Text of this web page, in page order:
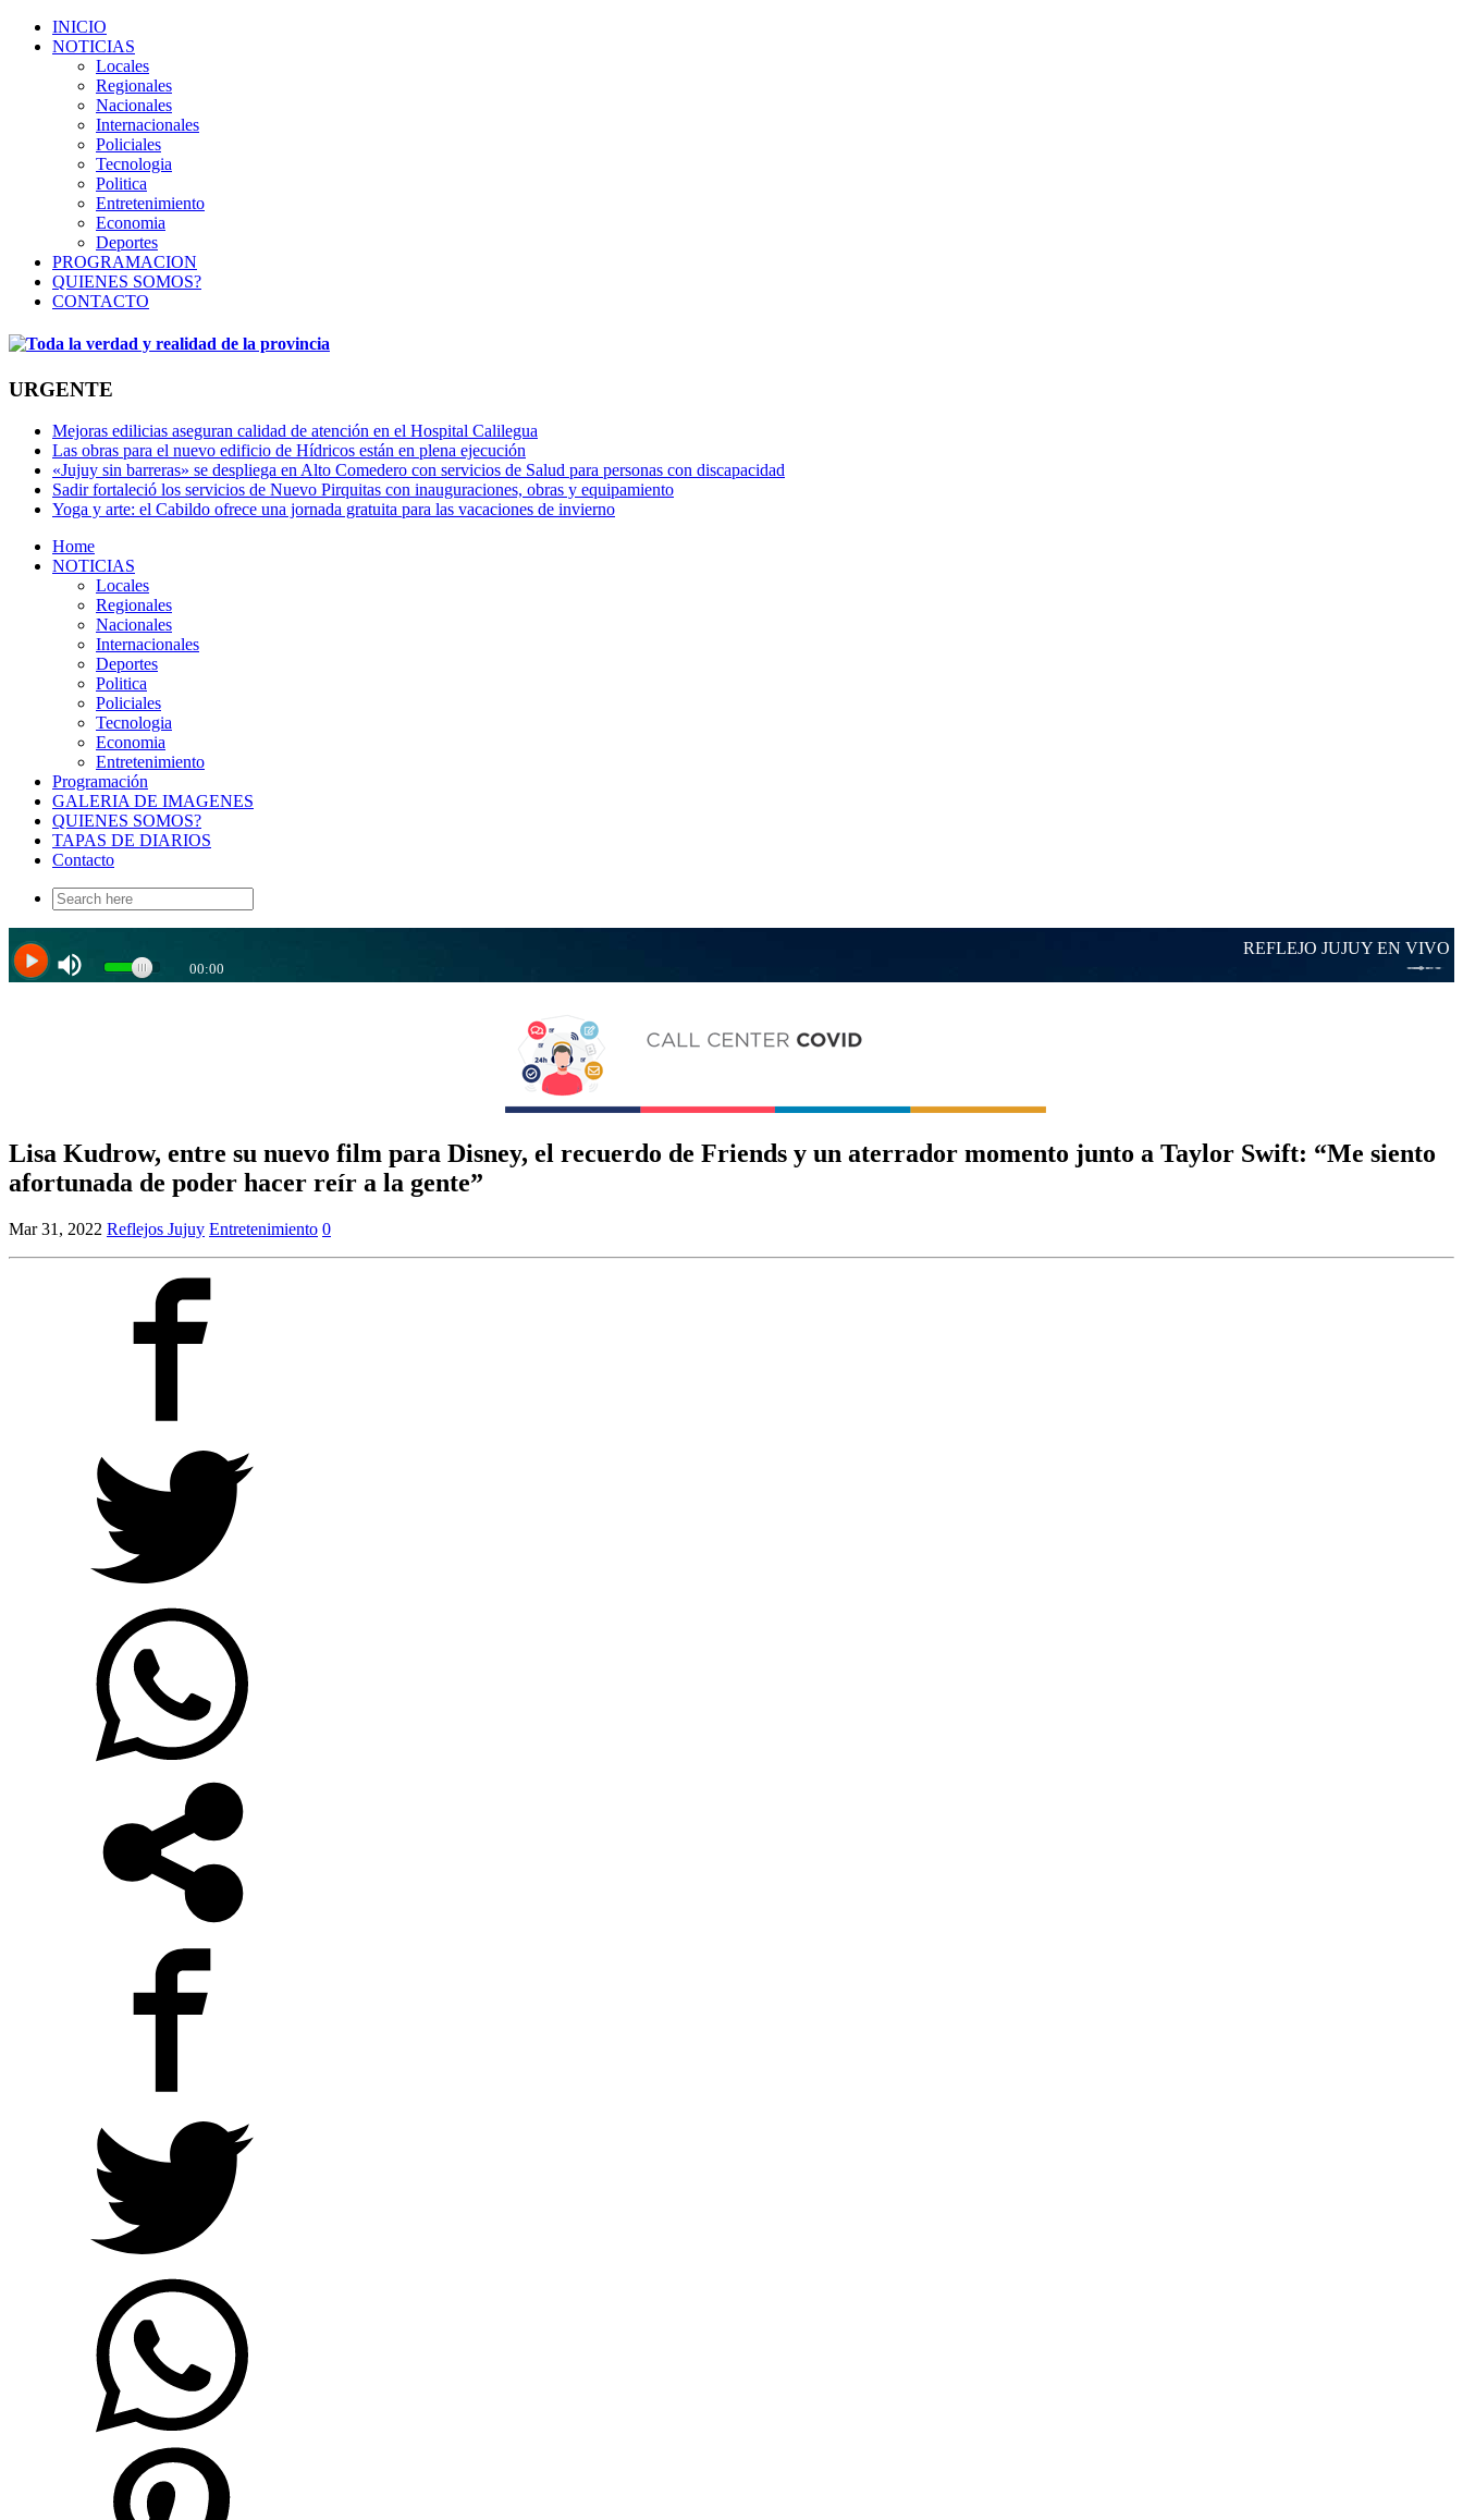
INICIO
NOTICIAS
Locales
Regionales
Nacionales
Internacionales
Policiales
Tecnologia
Politica
Entretenimiento
Economia
Deportes
PROGRAMACION
QUIENES SOMOS?
CONTACTO
URGENTE
Mejoras edilicias aseguran calidad de atención en el Hospital Calilegua
Las obras para el nuevo edificio de Hídricos están en plena ejecución
«Jujuy sin barreras» se despliega en Alto Comedero con servicios de Salud para personas con discapacidad
Sadir fortaleció los servicios de Nuevo Pirquitas con inauguraciones, obras y equipamiento
Yoga y arte: el Cabildo ofrece una jornada gratuita para las vacaciones de invierno
Home
NOTICIAS
Locales
Regionales
Nacionales
Internacionales
Deportes
Politica
Policiales
Tecnologia
Economia
Entretenimiento
Programación
GALERIA DE IMAGENES
QUIENES SOMOS?
TAPAS DE DIARIOS
Contacto
Search
for:
Lisa Kudrow, entre su nuevo film para Disney, el recuerdo de Friends y un aterrador momento junto a Taylor Swift: “Me siento
afortunada de poder hacer reír a la gente”
Mar 31, 2022 Reflejos Jujuy Entretenimiento 0